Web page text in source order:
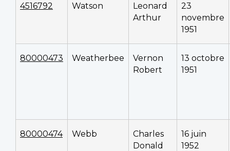
4516792 Watson
Leonard
Arthur
23
novembre
1951
80000473 Weatherbee
Vernon
Robert
13 octobre
1951
80000474 Webb
Charles
Donald
16 juin
1952